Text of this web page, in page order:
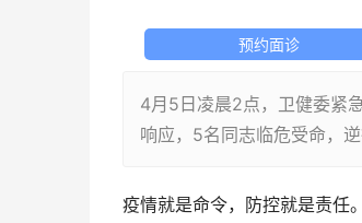
预约面诊
4月5日凌晨2点，卫健委紧
响应，5名同志临危受命，
疫情就是命令，防控就是责任